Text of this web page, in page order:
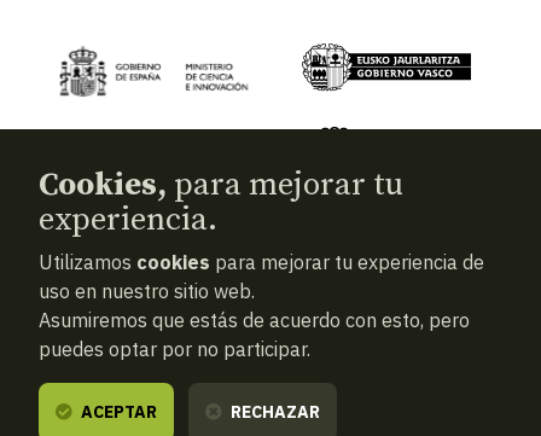
© 2026Aranzadi — Zientzia elkartea
Términos y condiciones
Política de privacidad
Cookies
Cookies, para mejorar tu
experiencia.
Utilizamos cookies para mejorar tu experiencia de
uso en nuestro sitio web.
Asumiremos que estás de acuerdo con esto, pero
puedes optar por no participar.
ACEPTAR RECHAZAR